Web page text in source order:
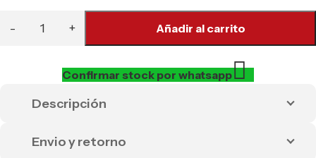
Añadir al carrito
Confirmar stock por whatsapp
Descripción
Envio y retorno